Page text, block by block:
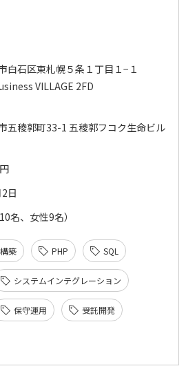
白石区東札幌５条１丁目１−１
VILLAGE 2FD
五稜郭町33-1 五稜郭フコク生命ビル
日
名、女性9名）
築 PHP SQL
システムインテグレーション
保守運用 受託開発